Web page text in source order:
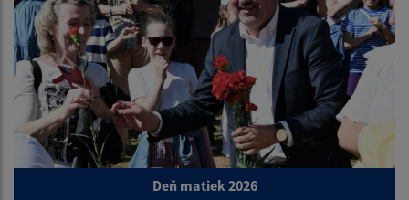
Deň matiek 2026